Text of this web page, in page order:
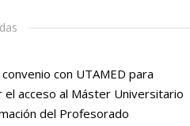
con UTAMED para
el acceso al Máster Universitario
del Profesorado